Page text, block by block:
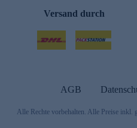
Versand durch
AGB
Alle Rechte vorbehalten. Alle Preise inkl.